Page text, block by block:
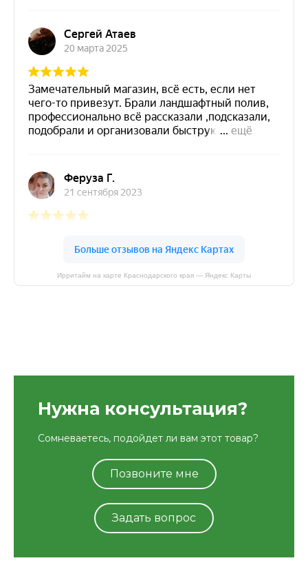
Ирритайм на карте Краснодарского края — Яндекс Карты
Нужна консультация?
Сомневаетесь, подойдет ли вам этот товар?
Позвоните мне
Задать вопрос